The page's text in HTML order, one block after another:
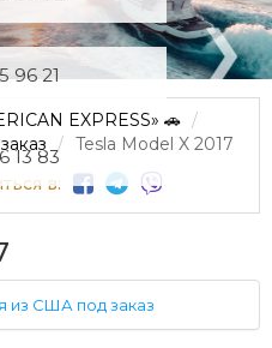
96 21
13 83
EXPRESS» 🚗
Tesla Model X 2017
в:
из США под заказ